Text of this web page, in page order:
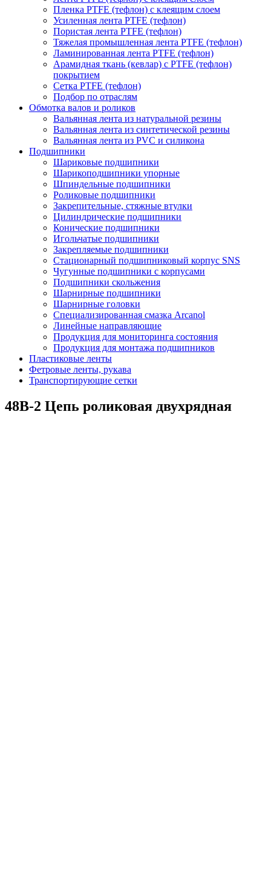
Пленка PTFE (тефлон) с клеящим слоем
Усиленная лента PTFE (тефлон)
Пористая лента PTFE (тефлон)
Тяжелая промышленная лента PTFE (тефлон)
Ламинированная лента PTFE (тефлон)
Арамидная ткань (кевлар) с PTFE (тефлон)
покрытием
Сетка PTFE (тефлон)
Подбор по отраслям
Обмотка валов и роликов
Вальянная лента из натуральной резины
Вальянная лента из синтетической резины
Вальянная лента из PVC и силикона
Подшипники
Шариковые подшипники
Шарикоподшипники упорные
Шпиндельные подшипники
Роликовые подшипники
Закрепительные, стяжные втулки
Цилиндрические подшипники
Конические подшипники
Игольчатые подшипники
Закрепляемые подшипники
Стационарный подшипниковый корпус SNS
Чугунные подшипники с корпусами
Подшипники скольжения
Шарнирные подшипники
Шарнирные головки
Специализированная смазка Arcanol
Линейные направляющие
Продукция для мониторинга состояния
Продукция для монтажа подшипников
Пластиковые ленты
Фетровые ленты, рукава
Транспортирующие сетки
48B-2 Цепь роликовая двухрядная